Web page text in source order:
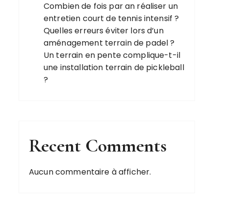
Combien de fois par an réaliser un
entretien court de tennis intensif ?
Quelles erreurs éviter lors d’un
aménagement terrain de padel ?
Un terrain en pente complique-t-il
une installation terrain de pickleball
?
Recent Comments
Aucun commentaire à afficher.